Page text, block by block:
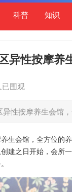
科普 知识
异性按摩养
已围观
异性按摩养生会馆
生会馆，全方位的
建之日开始，会所